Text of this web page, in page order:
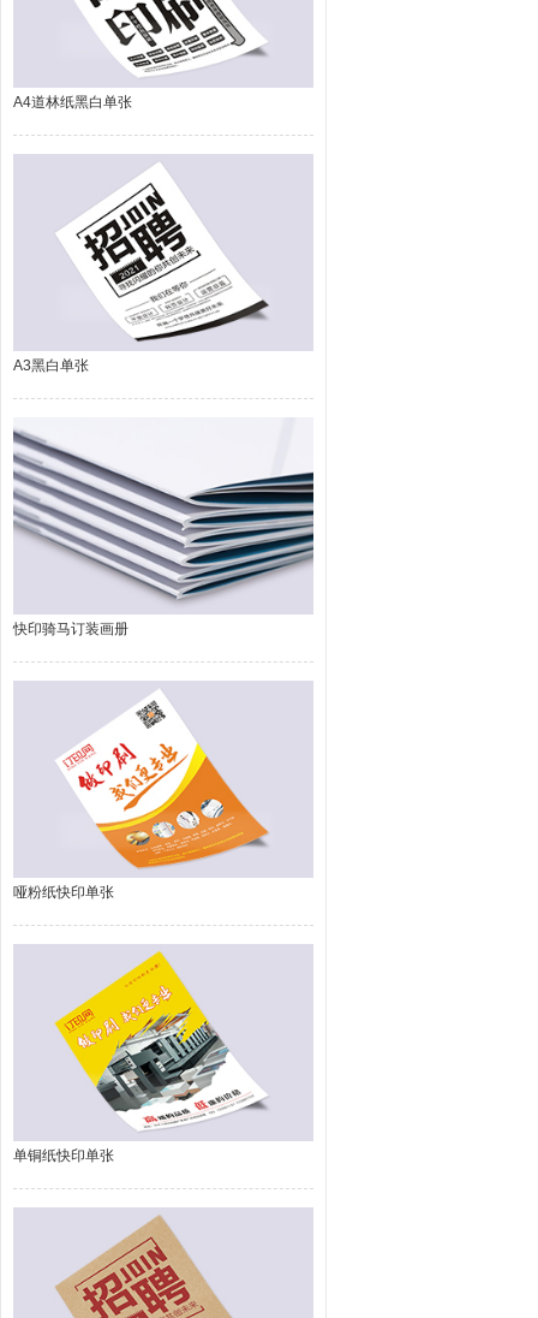
A4道林纸黑白单张
A3黑白单张
快印骑马订装画册
哑粉纸快印单张
单铜纸快印单张